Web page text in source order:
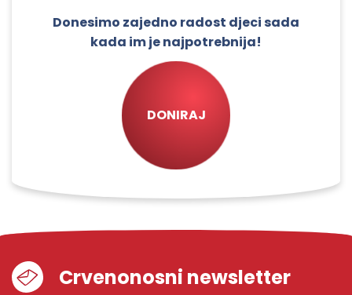
Donesimo zajedno radost djeci sada
kada im je najpotrebnija!
DONIRAJ
Crvenonosni newsletter